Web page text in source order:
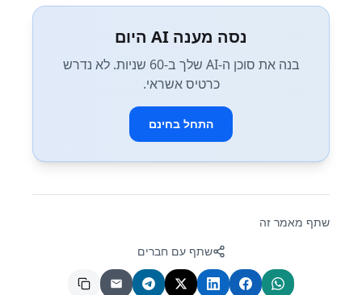
נסה מענה AI היום
בנה את סוכן ה-AI שלך ב-60 שניות. לא נדרש
כרטיס אשראי.
התחל בחינם
שתף מאמר זה
שתף עם חברים